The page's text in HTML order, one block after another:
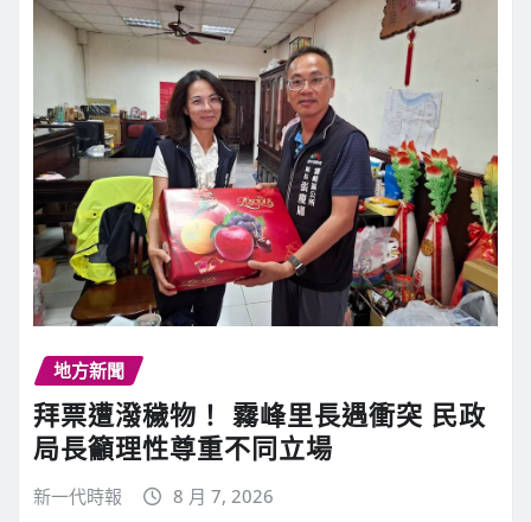
地方新聞
拜票遭潑穢物！ 霧峰里長遇衝突 民政
局長籲理性尊重不同立場
新一代時報 8 月 7, 2026